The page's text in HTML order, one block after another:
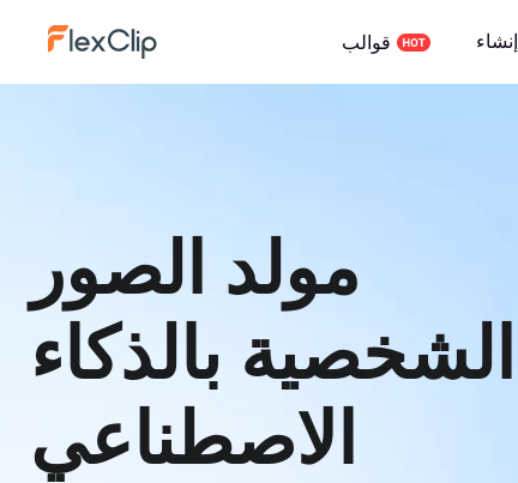
قوالب إنشاء
مولد الصور
الشخصية بالذكاء
الاصطناعي